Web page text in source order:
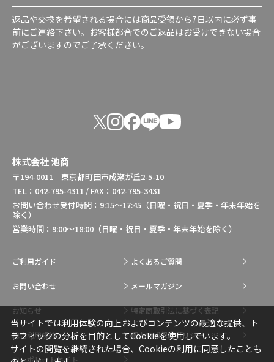
返品や交換を希望される場合には商品受領から7日以内に必ず事
前にご連絡下さい。お客様都合でのご返品はお受けできない場合
がございますのでご了承ください。
株式会社 池商
〒194-0011 東京都町田市成瀬が丘2-5-10
TEL：042-795-4311 / FAX：042-795-3431
お問い合わせ受付時間：9:15～17:45（日曜・祝日・夏季・年末年始を
除く）
営業時間：9:00～18:00（日曜・祝日・夏季・年末年始を除く）
ご利用ガイド よくあるご質問
お問い合わせ メールマガジン
お知らせ 特定商取引法に基づく表記
総合利用規約 個人情報保護ポリシー
コーポレートサイト
当サイトでは利用体験の向上およびコンテンツの最適な提供、ト
ラフィックの分析を目的としてCookieを使用しています。
サイトの閲覧を継続された場合、Cookieの利用に同意したことも